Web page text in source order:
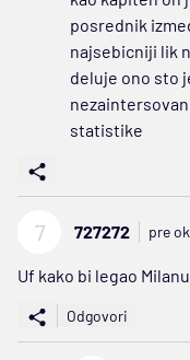
posrednik
najsebicniji lik
deluje ono sto
statistike
7 727272 pre
Uf kako bi legao
Odgovori